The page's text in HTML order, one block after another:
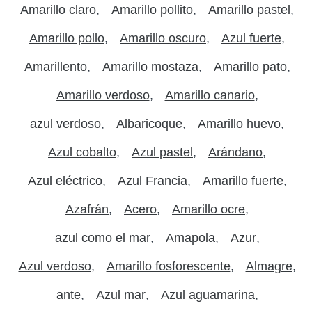
Amarillo claro Amarillo pollito Amarillo pastel
Amarillo pollo Amarillo oscuro Azul fuerte
Amarillento Amarillo mostaza Amarillo pato
Amarillo verdoso Amarillo canario
azul verdoso Albaricoque Amarillo huevo
Azul cobalto Azul pastel Arándano
Azul eléctrico Azul Francia Amarillo fuerte
Azafrán Acero Amarillo ocre
azul como el mar Amapola Azur
Azul verdoso Amarillo fosforescente Almagre
ante Azul mar Azul aguamarina